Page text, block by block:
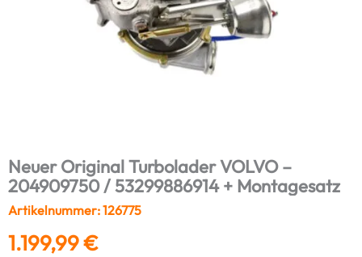
Neuer Original Turbolader VOLVO –
204909750 / 53299886914 + Montagesatz
Artikelnummer: 126775
1.199,99€